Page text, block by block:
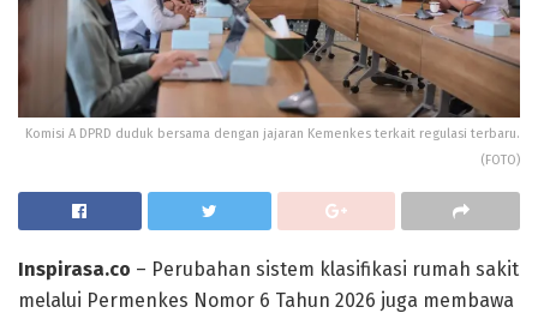
Komisi A DPRD duduk bersama dengan jajaran Kemenkes terkait regulasi terbaru.
(FOTO)
Inspirasa.co – Perubahan sistem klasifikasi rumah sakit
melalui Permenkes Nomor 6 Tahun 2026 juga membawa